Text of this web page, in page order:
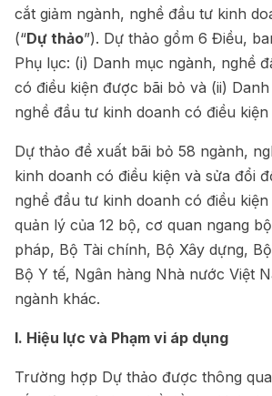
cắt giảm ngành, nghề đầu tư kinh
(“Dự thảo”). Dự thảo gồm 6 Điều,
Phụ lục: (i) Danh mục ngành, nghề
có điều kiện được bãi bỏ và (ii)
nghề đầu tư kinh doanh có điều
Dự thảo đề xuất bãi bỏ 58 ngành,
kinh doanh có điều kiện và sửa đổi
nghề đầu tư kinh doanh có điều
quản lý của 12 bộ, cơ quan ngang
pháp, Bộ Tài chính, Bộ Xây dựng,
Bộ Y tế, Ngân hàng Nhà nước Việt
ngành khác.
I. Hiệu lực và Phạm vi áp dụng
Trường hợp Dự thảo được thông